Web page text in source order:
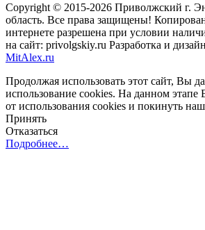
Copyright © 2015-2026 Приволжский г.
область. Все права защищены!
интернете разрешена при условии
на сайт: privolgskiy.ru Разработка и
MitAlex.ru
Продолжая использовать этот сайт, Вы
использование cookies. На данном этапе
от использования cookies и покинуть наш
Принять
Отказаться
Подробнее…